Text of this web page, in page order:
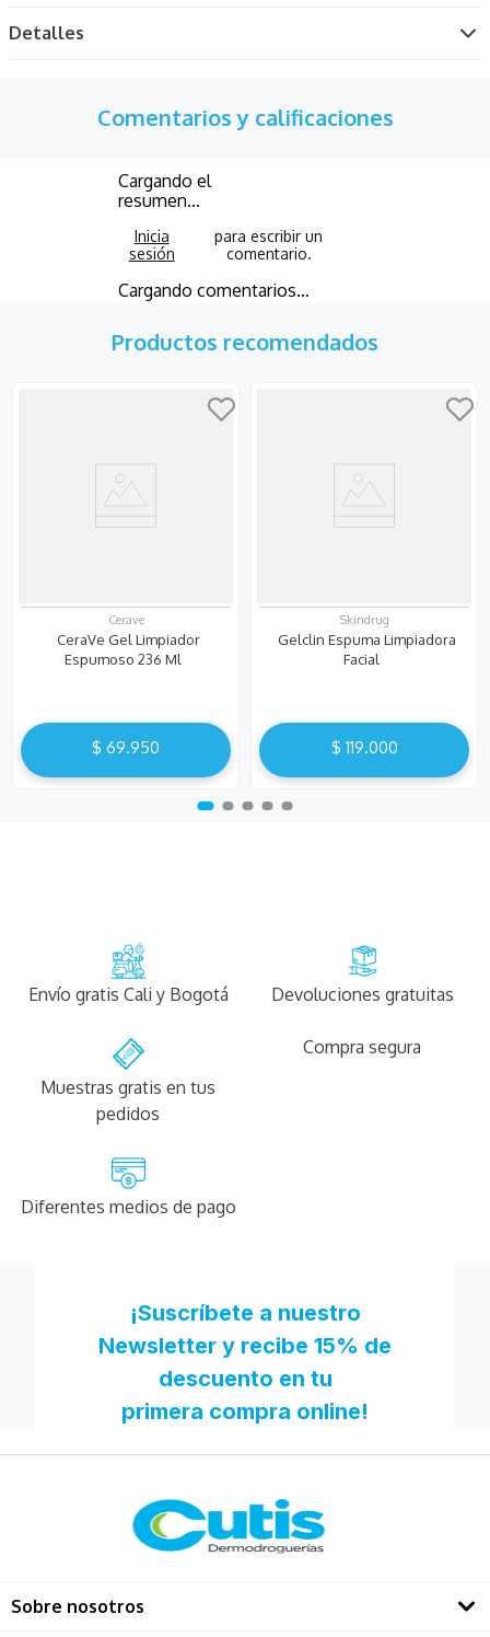
Detalles
Comentarios y calificaciones
Cargando el
resumen…
Cargando comentarios…
Productos recomendados
Cerave
CeraVe Gel Limpiador
Espumoso 236 Ml
$ 69.950
Skindrug
Gelclin Espuma Limpiadora
Facial
$ 119.000
Envío gratis Cali y Bogotá Devoluciones gratuitas
Muestras gratis en tus
pedidos
Compra segura
Diferentes medios de pago
Sobre nosotros